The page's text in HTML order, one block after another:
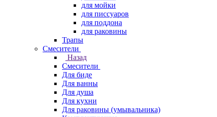
для мойки
для писсуаров
для поддона
для раковины
Трапы
Смесители
Назад
Смесители
Для биде
Для ванны
Для душа
Для кухни
Для раковины (умывальника)